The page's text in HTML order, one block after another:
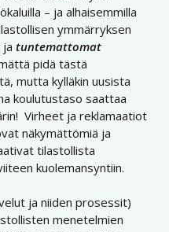
– ja alhaisemmilla
ymmärryksen
ja tuntemattomat
pidä tästä
mutta kylläkin uusista
koulutustaso saattaa
Virheet ja reklamaatiot
näkymättömiä ja
tilastollista
kuolemansyntiin.
ja niiden prosessit)
menetelmien